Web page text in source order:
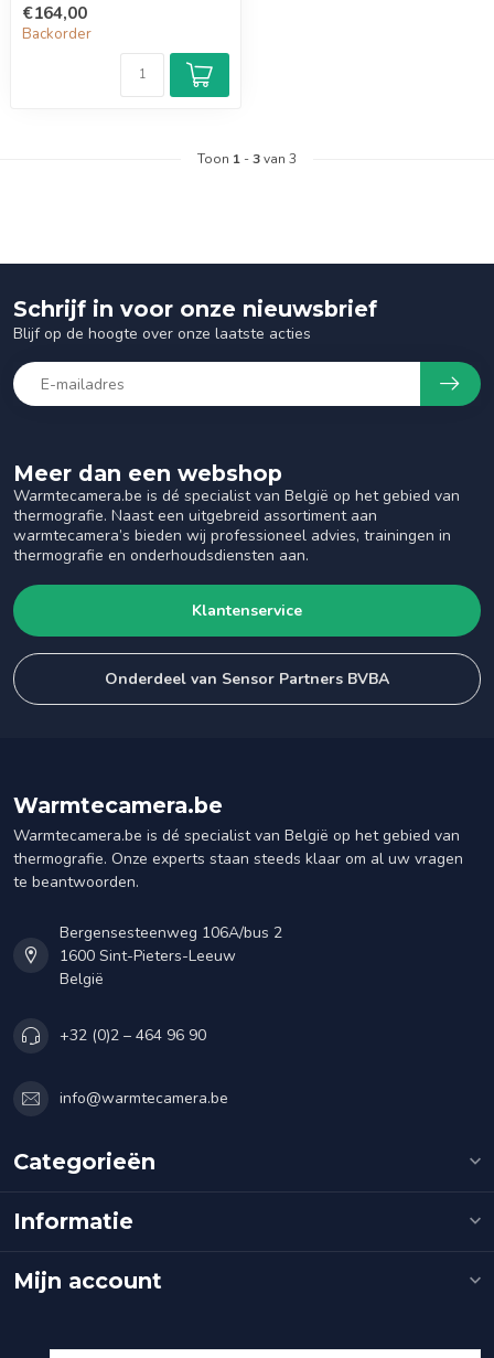
€164,00
Backorder
Toon 1 -3van 3
Meer dan een webshop
Warmtecamera.be is dé specialist van België op het gebied van
thermografie. Naast een uitgebreid assortiment aan
warmtecamera’s bieden wij professioneel advies, trainingen in
thermografie en onderhoudsdiensten aan.
Klantenservice
Onderdeel van Sensor Partners BVBA
Schrijf in voor onze nieuwsbrief
Blijf op de hoogte over onze laatste acties
Warmtecamera.be
Warmtecamera.be is dé specialist van België op het gebied van
thermografie. Onze experts staan steeds klaar om al uw vragen
te beantwoorden.
Bergensesteenweg 106A/bus 2
1600 Sint-Pieters-Leeuw
België
+32 (0)2 – 464 96 90
info@warmtecamera.be
Categorieën
Informatie
Mijn account